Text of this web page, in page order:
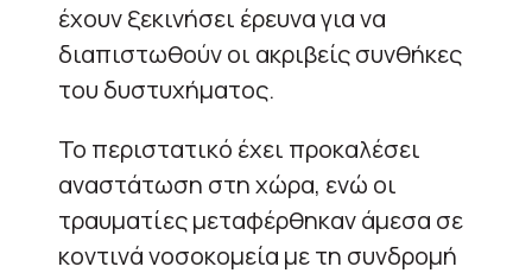
έχουν ξεκινήσει έρευνα για να
διαπιστωθούν οι ακριβείς συνθήκες
του δυστυχήματος.
Το περιστατικό έχει προκαλέσει
αναστάτωση στη χώρα, ενώ οι
τραυματίες μεταφέρθηκαν άμεσα σε
κοντινά νοσοκομεία με τη συνδρομή